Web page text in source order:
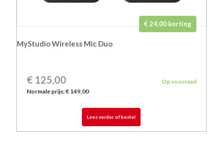
MyStudio Wireless Mic Duo
€ 24,00 korting
€ 125,00
Op voorraad
Normale prijs:€ 149,00
Lees verder of bestel